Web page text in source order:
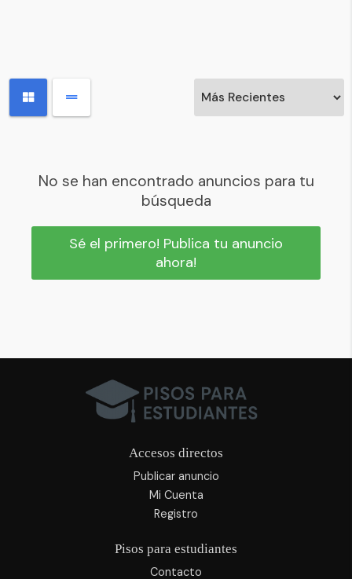
No se han encontrado anuncios para tu
búsqueda
Sé el primero! Publica tu anuncio
ahora!
Accesos directos
Publicar anuncio
Mi Cuenta
Registro
Pisos para estudiantes
Contacto